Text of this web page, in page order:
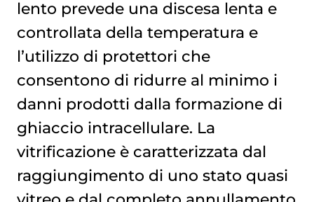
lento prevede una discesa lenta e
controllata della temperatura e
l’utilizzo di protettori che
consentono di ridurre al minimo i
danni prodotti dalla formazione di
ghiaccio intracellulare. La
vitrificazione è caratterizzata dal
raggiungimento di uno stato quasi